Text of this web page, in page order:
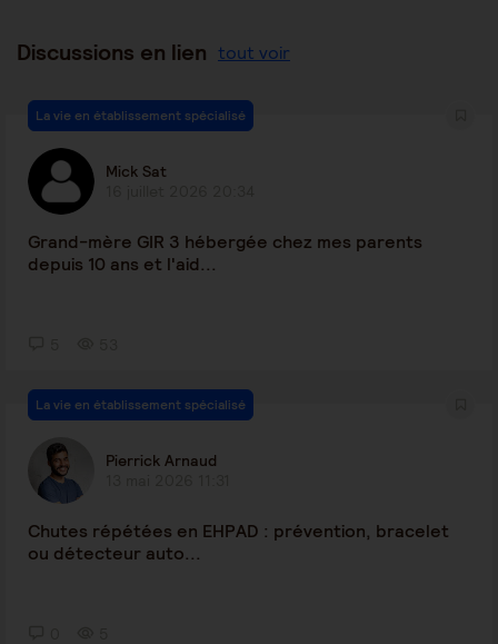
Discussions en lien tout voir
La vie en établissement spécialisé
Mick Sat
Grand-mère GIR 3 hébergée chez mes parents
depuis 10 ans et l'aid...
La vie en établissement spécialisé
Pierrick Arnaud
Chutes répétées en EHPAD : prévention, bracelet
ou détecteur auto...